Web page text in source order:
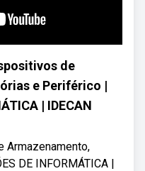
de
e Periférico |
| IDECAN
Armazenamento,
DE INFORMÁTICA |